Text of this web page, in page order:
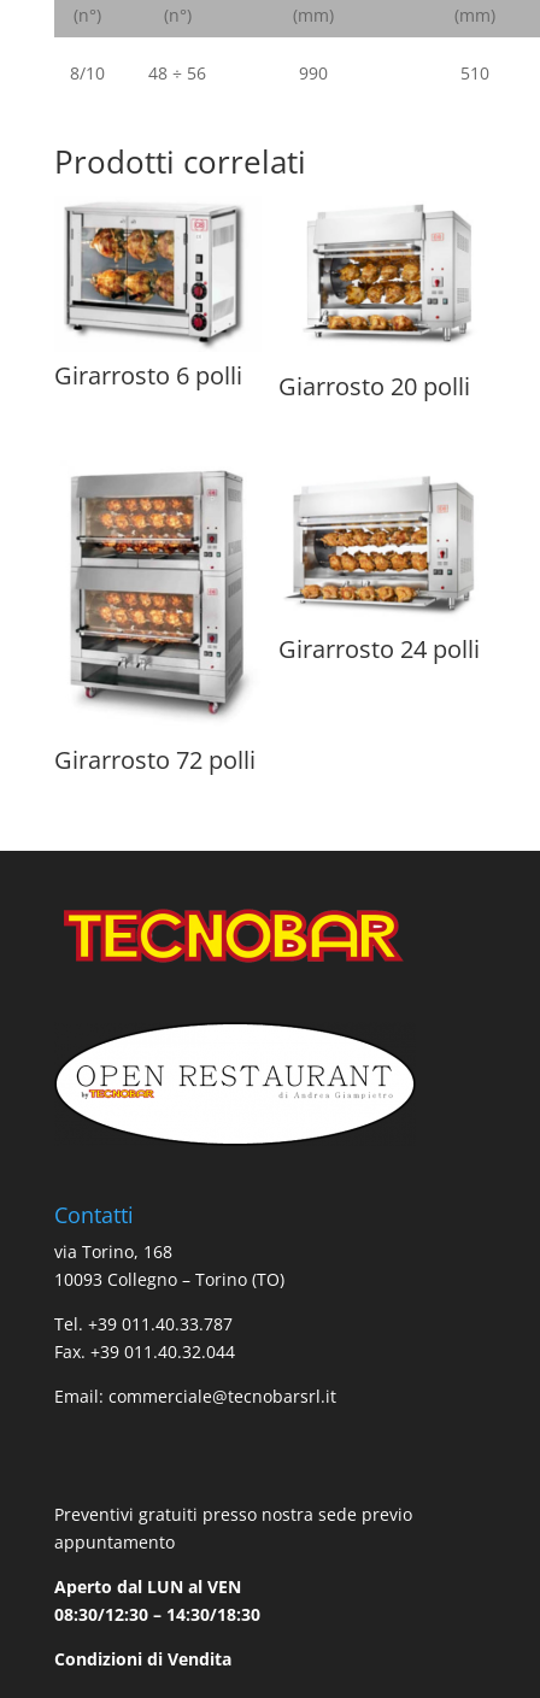
(n°)
(n°)
(mm)
(mm)
8/10 48 ÷ 56 990 510
Prodotti correlati
Girarrosto 6 polli Giarrosto 20 polli
Girarrosto 72 polli
Girarrosto 24 polli
Contatti
via Torino, 168
10093 Collegno – Torino (TO)
Tel. +39 011.40.33.787
Fax. +39 011.40.32.044
Email: commerciale@tecnobarsrl.it
Preventivi gratuiti presso nostra sede previo
appuntamento
Aperto dal LUN al VEN
08:30/12:30 – 14:30/18:30
Condizioni di Vendita